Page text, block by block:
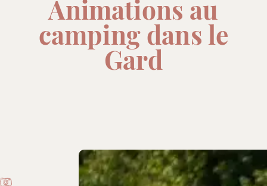
Animations au
camping dans le
Gard